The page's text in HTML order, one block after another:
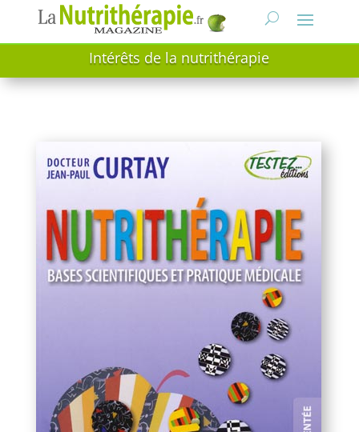
Intérêts de la nutrithérapie